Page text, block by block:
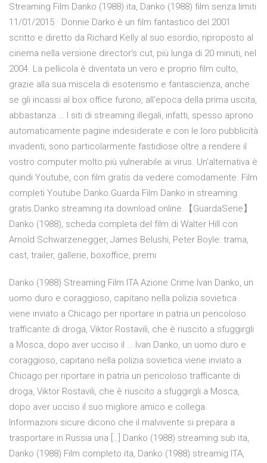
Streaming Film Danko (1988) ita, Danko (1988) film senza limiti
11/01/2015 · Donnie Darko è un film fantastico del 2001
scritto e diretto da Richard Kelly al suo esordio, riproposto al
cinema nella versione director's cut, più lunga di 20 minuti, nel
2004. La pellicola è diventata un vero e proprio film culto,
grazie alla sua miscela di esoterismo e fantascienza, anche
se gli incassi al box office furono, all'epoca della prima uscita,
abbastanza … I siti di streaming illegali, infatti, spesso aprono
automaticamente pagine indesiderate e con le loro pubblicità
invadenti, sono particolarmente fastidiose oltre a rendere il
vostro computer molto più vulnerabile ai virus. Un’alternativa è
quindi Youtube, con film gratis da vedere comodamente. Film
completi Youtube Danko.Guarda Film Danko in streaming
gratis.Danko streaming ita download online.【GuardaSerie】
Danko (1988), scheda completa del film di Walter Hill con
Arnold Schwarzenegger, James Belushi, Peter Boyle: trama,
cast, trailer, gallerie, boxoffice, premi
Danko (1988) Streaming Film ITA Azione Crime Ivan Danko, un
uomo duro e coraggioso, capitano nella polizia sovietica
viene inviato a Chicago per riportare in patria un pericoloso
trafficante di droga, Viktor Rostavili, che è riuscito a sfuggirgli
a Mosca, dopo aver ucciso il … Ivan Danko, un uomo duro e
coraggioso, capitano nella polizia sovietica viene inviato a
Chicago per riportare in patria un pericoloso trafficante di
droga, Viktor Rostavili, che è riuscito a sfuggirgli a Mosca,
dopo aver ucciso il suo migliore amico e collega.
Informazioni sicure dicono che il malvivente si prepara a
trasportare in Russia una […] Danko (1988) streaming sub ita,
Danko (1988) Film completo ita, Danko (1988) streamig ITA,